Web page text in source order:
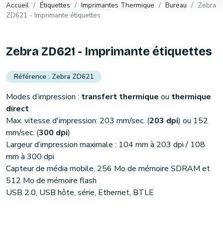
Accueil Étiquettes Imprimantes Thermique Bureau
Zebra
ZD621 - Imprimante étiquettes
Zebra ZD621 - Imprimante étiquettes
Zebra ZD621
Modes d’impression : transfert thermique ou thermique
direct
Max. vitesse d'impression: 203 mm/sec. (203 dpi) ou 152
mm/sec. (300 dpi)
Largeur d’impression maximale : 104 mm à 203 dpi / 108
mm à 300 dpi
Capteur de média mobile, 256 Mo de mémoire SDRAM et
512 Mo de mémoire flash
USB 2.0, USB hôte, série, Ethernet, BTLE